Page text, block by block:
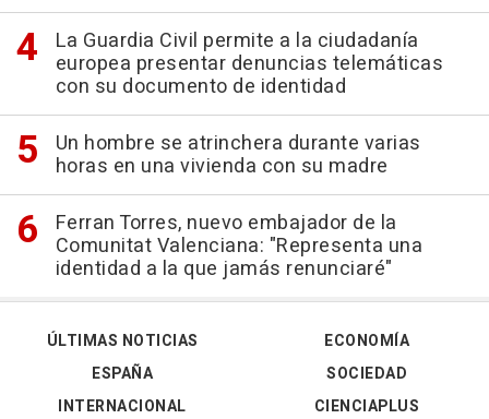
La Guardia Civil permite a la ciudadanía
europea presentar denuncias telemáticas
con su documento de identidad
Un hombre se atrinchera durante varias
horas en una vivienda con su madre
Ferran Torres, nuevo embajador de la
Comunitat Valenciana: "Representa una
identidad a la que jamás renunciaré"
ÚLTIMAS NOTICIAS
ESPAÑA
INTERNACIONAL
ECONOMÍA
SOCIEDAD
CIENCIAPLUS